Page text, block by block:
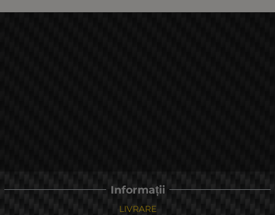
Informații
LIVRARE